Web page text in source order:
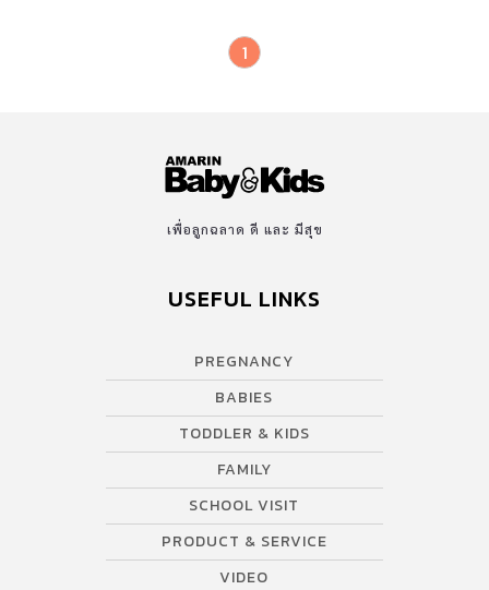
1
เพื่อลูกฉลาด ดี และ มีสุข
USEFUL LINKS
PREGNANCY
BABIES
TODDLER & KIDS
FAMILY
SCHOOL VISIT
PRODUCT & SERVICE
VIDEO